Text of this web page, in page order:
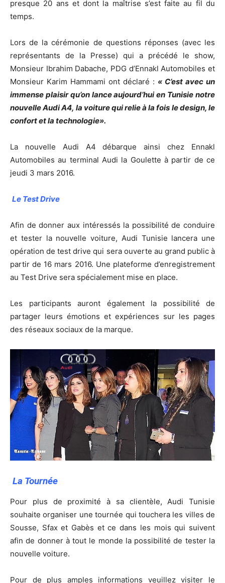
presque 20 ans et dont la maîtrise s’est faite au fil du
temps.
Lors de la cérémonie de questions réponses (avec les
représentants de la Presse) qui a précédé le show,
Monsieur Ibrahim Dabache, PDG d’Ennakl Automobiles et
Monsieur Karim Hammami ont déclaré : « C’est avec un
immense plaisir qu’on lance aujourd’hui en Tunisie notre
nouvelle Audi A4, la voiture qui relie à la fois le design, le
confort et la technologie».
La nouvelle Audi A4 débarque ainsi chez Ennakl
Automobiles au terminal Audi la Goulette à partir de ce
jeudi 3 mars 2016.
Le Test Drive
Afin de donner aux intéressés la possibilité de conduire
et tester la nouvelle voiture, Audi Tunisie lancera une
opération de test drive qui sera ouverte au grand public à
partir de 16 mars 2016. Une plateforme d’enregistrement
au Test Drive sera spécialement mise en place.
Les participants auront également la possibilité de
partager leurs émotions et expériences sur les pages
des réseaux sociaux de la marque.
La Tournée
Pour plus de proximité à sa clientèle, Audi Tunisie
souhaite organiser une tournée qui touchera les villes de
Sousse, Sfax et Gabès et ce dans les mois qui suivent
afin de donner à tout le monde la possibilité de tester la
nouvelle voiture.
Pour de plus amples informations veuillez visiter le